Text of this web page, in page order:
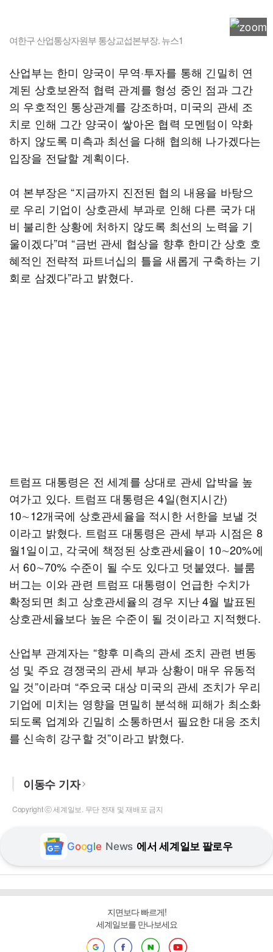
여한구 산업통상자원부 통상교섭본부장. 뉴스1
산업부는 한미 양국이 무역·투자를 통해 긴밀히 연
계된 상호보완적 협력 관계를 형성 중인 점과 그간
의 우호적인 통상관계를 강조하며, 미국의 관세 조
치로 인해 그간 양국이 쌓아온 협력 모멘텀이 약화
하지 않도록 미측과 최선을 다해 협의해 나가겠다는
입장을 전달할 계획이다.
여 본부장은 “지금까지 진전된 협의 내용을 바탕으
로 우리 기업이 상호관세 부과로 인해 다른 국가 대
비 불리한 상황에 처하지 않도록 최선의 노력을 기
울이겠다”며 “금번 관세 협상을 향후 한미간 상호 호
혜적인 전략적 파트너십의 틀을 새롭게 구축하는 기
회로 삼겠다”라고 밝혔다.
트럼프 대통령은 전 세계를 상대로 관세 압박을 높
여가고 있다. 트럼프 대통령은 4일(현지시간)
10∼12개국에 상호관세율을 적시한 서한을 보낼 것
이라고 밝혔다. 트럼프 대통령은 관세 부과 시점은 8
월1일이고, 각국에 책정된 상호관세율이 10∼20%에
서 60∼70% 수준이 될 수도 있다고 덧붙였다. 블룸
버그는 이와 관련 트럼프 대통령이 언급한 수치가
확정되면 최고 상호관세율의 경우 지난 4월 발표된
상호관세율보다 높은 수준이 될 것이라고 지적했다.
산업부 관계자는 “향후 미측의 관세 조치 관련 변동
성 및 주요 경쟁국의 관세 부과 상황이 매우 유동적
일 것”이라며 “주요국 대상 미국의 관세 조치가 우리
기업에 미치는 영향을 면밀히 분석해 피해가 최소화
되도록 업계와 긴밀히 소통하면서 필요한 대응 조치
를 신속히 강구할 것”이라고 밝혔다.
이동수 기자
Copyright ⓒ 세계일보. 무단 전재 및 재배포 금지
Google News 에서 세계일보 팔로우
지면보다 빠르게!
세계일보를 만나보세요